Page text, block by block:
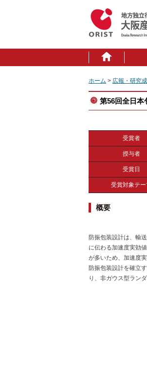
ホーム > 広報・研究
第56回全日
受賞者
授与者
受賞日
受賞対象テー
概要
防振包装設計は、輸
に伝わる加速度実効
が多いため、加速度
防振包装設計を確立
り、非ガウス型ラン